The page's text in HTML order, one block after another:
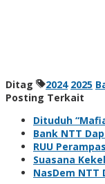
Ditag 2024 2025
Posting Terkait
Dituduh
Bank NTT
RUU
Suasana
NasDem NTT